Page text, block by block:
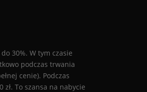
30%. W tym czasie
podczas trwania
cenie). Podczas
To szansa na nabycie